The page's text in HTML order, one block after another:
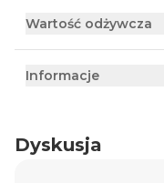
Wartość odżywcza
Informacje
Dyskusja